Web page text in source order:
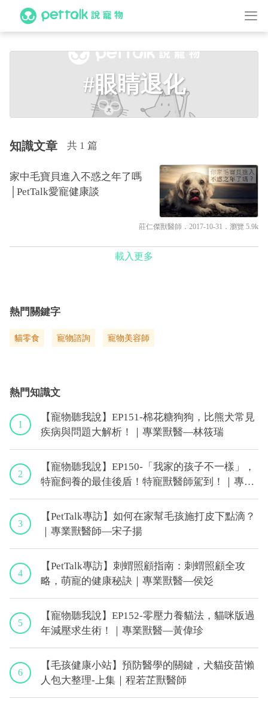
#眼睛退化
知識文章 共 1 篇
家中毛寶貝進入不惑之年了嗎
│PetTalk愛寵健康談
莊仁傑獸醫師 ．2017-10-31． 瀏覽 5.9k
載入更多
熱門關鍵字
貓零食 寵物諮詢 寵物美容師
熱門知識文
1
【寵物聽我說】EP151-棉花糖狗狗，比熊犬常見
疾病與問題大解析！｜專業獸醫—林筱瑞
2
【寵物聽我說】EP150-「我家的孩子不一樣」，
特寵飼養的最佳後盾！特寵獸醫師駕到！｜專業
獸醫—侯彣
3
【PetTalk專訪】如何在家幫毛孩施打皮下點滴？
｜專業獸醫師—宋子揚
4
【PetTalk專訪】刺蝟照顧指南：刺蝟照顧全攻
略，萌寵的健康秘訣｜專業獸醫—侯彣
5
【寵物聽我說】EP152-零壓力養貓法，貓咪版過
年減壓求生術！｜專業獸醫—黃偉珍
6
【毛孩健康小站】預防醫學的關鍵，犬貓疫苗懶
人包大整理-上集｜程若芷獸醫師